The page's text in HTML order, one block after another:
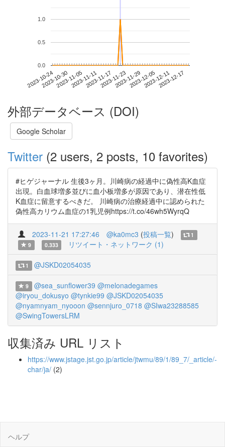
2023-10-242023-10-302023-11-052023-11-112023-11-172023-11-232023-11-292023-12-052023-12-112023-12-17
0.0
0.5
1.0
外部データベース (DOI)
Google Scholar
Twitter (2 users, 2 posts, 10 favorites)
#ヒゲジャーナル 生後3ヶ月。川崎病の経過中に偽性高K血症
出現。白血球増多並びに血小板増多が原因であり、潜在性低
K血症に留意するべきだ。 川崎病の治療経過中に認められた
偽性高カリウム血症の1乳児例https://t.co/46wh5WyrqQ
2023-11-21 17:27:46 @ka0mc3 (投稿一覧)
1
9
0.333 リツイート・ネットワーク (1)
1 @JSKD02054035
9 @sea_sunflower39 @melonadegames
@iryou_dokusyo @tynkie99 @JSKD02054035
@nyamnyam_nyooon @sennjuro_0718 @SIwa23288585
@SwingTowersLRM
収集済み URL リスト
https://www.jstage.jst.go.jp/article/jtwmu/89/1/89_7/_article/-
char/ja/ (2)
ヘルプ